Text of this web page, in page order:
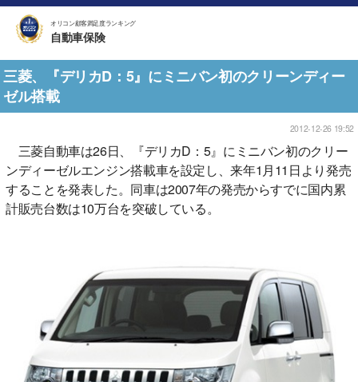
オリコン顧客満足度ランキング
自動車保険
三菱、『デリカD：5』にミニバン初のクリーンディー
ゼル搭載
2012-12-26 19:52
三菱自動車は26日、『デリカD：5』にミニバン初のクリー
ンディーゼルエンジン搭載車を設定し、来年1月11日より発売
することを発表した。同車は2007年の発売からすでに国内累
計販売台数は10万台を突破している。